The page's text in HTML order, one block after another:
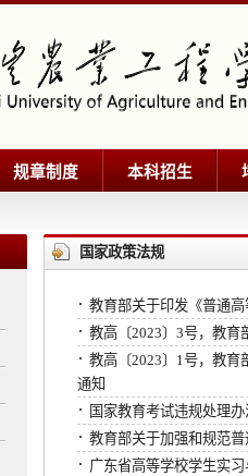
规章制度 本科招生
国家政策法规
· 教育部关于印发《普通
· 教高〔2023〕3号，教育
· 教高〔2023〕1号，教育
通知
· 国家教育考试违规处理办
· 教育部关于加强和规范
· 广东省高等学校学生实